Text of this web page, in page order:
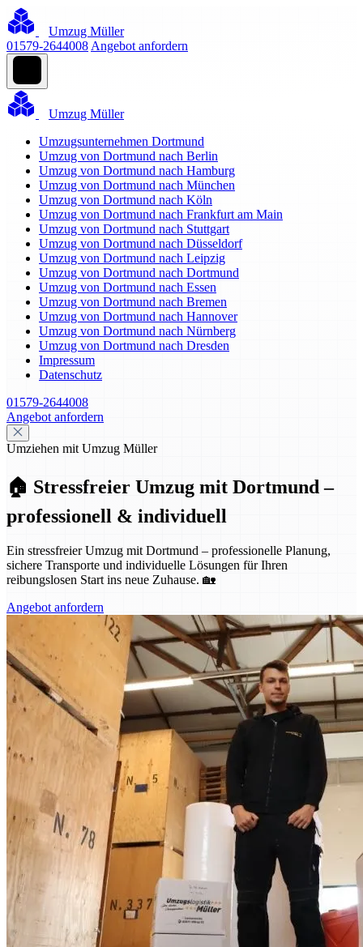
Umzug Müller
01579-2644008 Angebot anfordern
Umzug Müller
Umzugsunternehmen Dortmund
Umzug von Dortmund nach Berlin
Umzug von Dortmund nach Hamburg
Umzug von Dortmund nach München
Umzug von Dortmund nach Köln
Umzug von Dortmund nach Frankfurt am Main
Umzug von Dortmund nach Stuttgart
Umzug von Dortmund nach Düsseldorf
Umzug von Dortmund nach Leipzig
Umzug von Dortmund nach Dortmund
Umzug von Dortmund nach Essen
Umzug von Dortmund nach Bremen
Umzug von Dortmund nach Hannover
Umzug von Dortmund nach Nürnberg
Umzug von Dortmund nach Dresden
Impressum
Datenschutz
01579-2644008
Angebot anfordern
Umziehen mit Umzug Müller
🏠 Stressfreier Umzug mit Dortmund –
professionell & individuell
Ein stressfreier Umzug mit Dortmund – professionelle Planung,
sichere Transporte und individuelle Lösungen für Ihren
reibungslosen Start ins neue Zuhause. 🏡
Angebot anfordern